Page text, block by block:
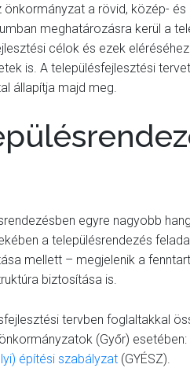
önkormányzat a rövid, közép-
meghatározásra kerül a
célok és ezek
is. A településfejlesztési
állapítja majd meg.
egyre nagyobb
a településrendezés
mellett – megjelenik a
biztosítása is.
tervben foglaltakkal
(Győr) esetében:
építési szabályzat (GYÉSZ).